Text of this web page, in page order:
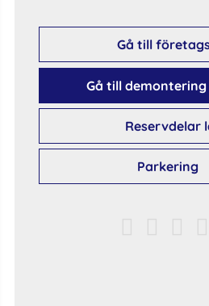
Gå till
Gå till demontering
Reservdelar
Parkering